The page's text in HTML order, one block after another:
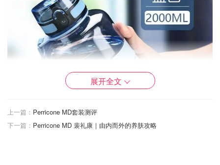
展开全文
上一篇： Perricone MD套装测评
下一篇： Perricone MD 裴礼康｜由内而外的养肤攻略